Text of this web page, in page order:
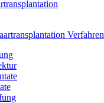
Verfahren